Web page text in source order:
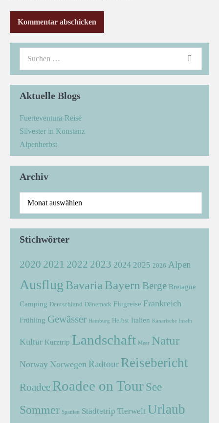
Aktuelle Blogs
Fuerteventura-Reise
Silvester in Konstanz
Alpenherbst
Archiv
Stichwörter
2020 2021 2022 2023 2024 2025 2026 Alpen
Ausflug Bavaria Bayern Berge Bretagne
Camping Deutschland Dänemark Flugreise Frankreich
Frühling Gewässer Hamburg Herbst Italien Kanarische Inseln
Kultur Kurztrip Landschaft Meer Natur
Norway Norwegen Radtour Reisebericht
Roadee Roadee on Tour See
Sommer Spanien Städtetrip Tierwelt Urlaub